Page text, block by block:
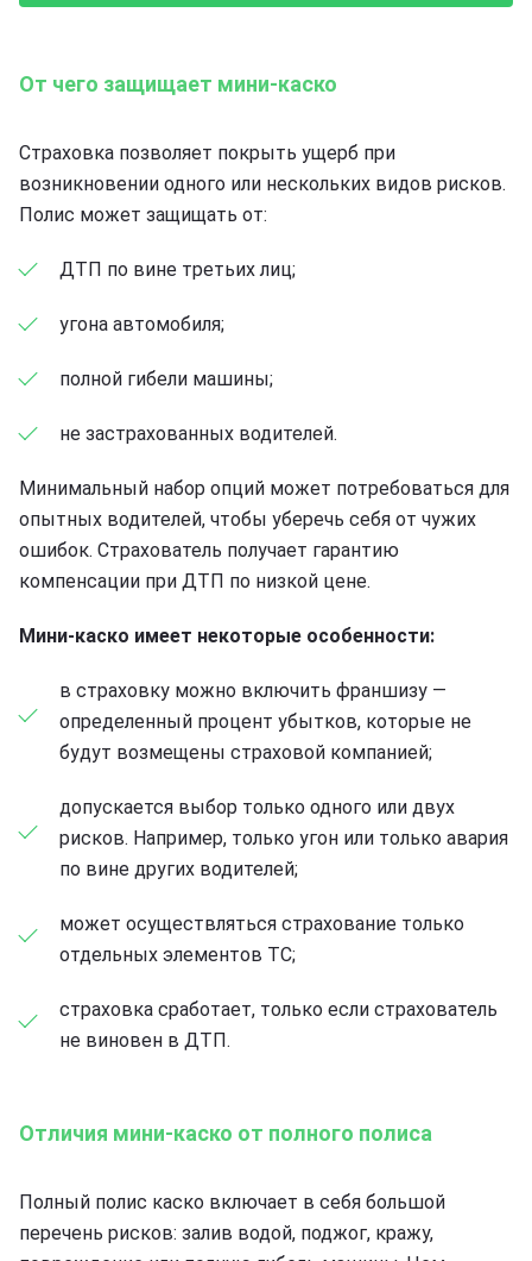
От чего защищает мини-каско
Страховка позволяет покрыть ущерб при
возникновении одного или нескольких видов рисков.
Полис может защищать от:
ДТП по вине третьих лиц;
угона автомобиля;
полной гибели машины;
не застрахованных водителей.
Минимальный набор опций может потребоваться для
опытных водителей, чтобы уберечь себя от чужих
ошибок. Страхователь получает гарантию
компенсации при ДТП по низкой цене.
Мини-каско имеет некоторые особенности:
в страховку можно включить франшизу —
определенный процент убытков, которые не
будут возмещены страховой компанией;
допускается выбор только одного или двух
рисков. Например, только угон или только авария
по вине других водителей;
может осуществляться страхование только
отдельных элементов ТС;
страховка сработает, только если страхователь
не виновен в ДТП.
Отличия мини-каско от полного полиса
Полный полис каско включает в себя большой
перечень рисков: залив водой, поджог, кражу,